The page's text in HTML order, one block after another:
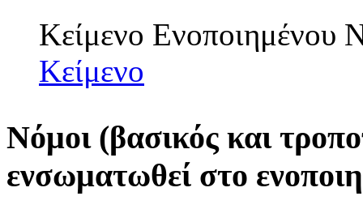
Κείμενο
Κείμενο
Νόμοι (βασικός και
ενσωματωθεί στο